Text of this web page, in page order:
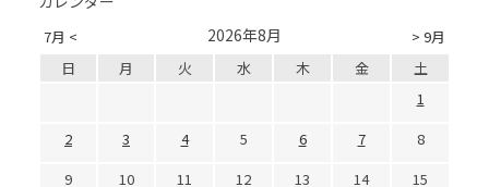
7月 < > 9月
2026年8月
日 月 火 水 木 金
土
1
2
3 4 5 6 7
8
9
10 11 12 13 14
15